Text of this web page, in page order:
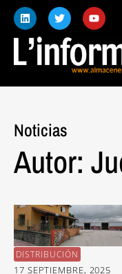
Noticias
Autor:
DISTRIBUCIÓN
17 SEPTIEMBRE, 2025